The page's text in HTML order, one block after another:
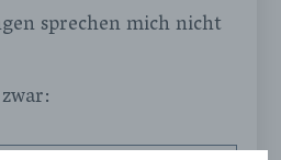
sprechen mich nicht